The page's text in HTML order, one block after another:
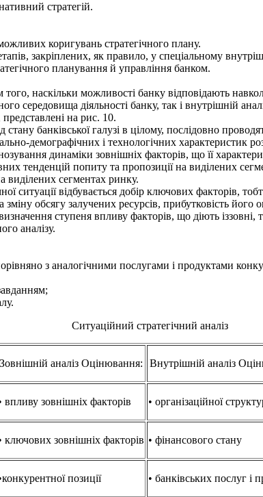
стратегій.
коригувань стратегічного плану.
закріп­лених, як правило, у спеціальному
планування й управління банком.
того, наскільки можливості банку відповідають
середовища діяльності банку, так і внутрішній
на рис. 10.
банківської галузі в цілому, послідовно
де­мографічних і технологічних характеристик
динаміки зовнішніх факторів, що її
тен­денцій попиту та пропозиції на виділених
виділе­них сегментах ринку.
си­туації відбувається добір ключових факторів,
обсягу залучених ре­сурсів, прибутковість його
ступеня впливу факторів, що діють іззовні,
аналізу.
з аналогічними послугами і продуктами
Ситуаційний стратегічний аналіз
Зовнішній аналіз Оцінювання: Внутрішній аналіз
впливу зовнішніх факторів • організаційної
ключових зовнішніх факторів • фінансового стану
позиції • банківських послуг і